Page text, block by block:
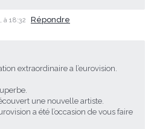
à 18:32 Répondre
extraordinaire a l’eurovision.
une nouvelle artiste.
a été l’occasion de vous faire